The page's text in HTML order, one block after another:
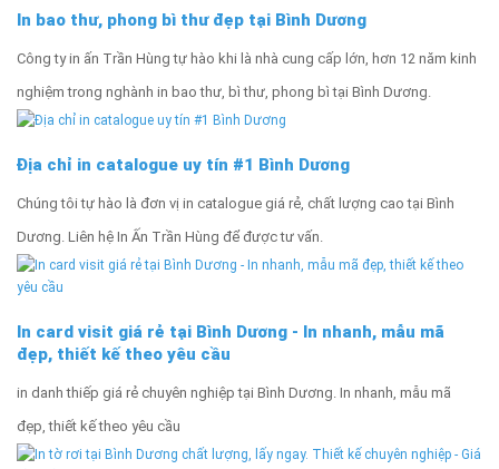
In bao thư, phong bì thư đẹp tại Bình Dương
Công ty in ấn Trần Hùng tự hào khi là nhà cung cấp lớn, hơn 12 năm kinh
nghiệm trong nghành in bao thư, bì thư, phong bì tại Bình Dương.
Địa chỉ in catalogue uy tín #1 Bình Dương
Chúng tôi tự hào là đơn vị in catalogue giá rẻ, chất lượng cao tại Bình
Dương. Liên hệ In Ấn Trần Hùng để được tư vấn.
In card visit giá rẻ tại Bình Dương - In nhanh, mẫu mã
đẹp, thiết kế theo yêu cầu
in danh thiếp giá rẻ chuyên nghiệp tại Bình Dương. In nhanh, mẫu mã
đẹp, thiết kế theo yêu cầu